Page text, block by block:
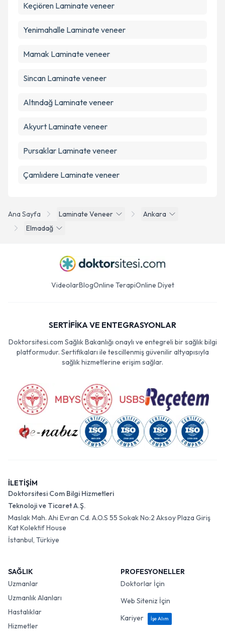
Ana Sayfa Laminate Veneer
Ankara
Elmadağ
Keçiören Laminate veneer
Yenimahalle Laminate veneer
Mamak Laminate veneer
Sincan Laminate veneer
Altındağ Laminate veneer
Akyurt Laminate veneer
Pursaklar Laminate veneer
Çamlıdere Laminate veneer
VideolarBlogOnline TerapiOnline Diyet
SERTİFİKA VE ENTEGRASYONLAR
Doktorsitesi.com Sağlık Bakanlığı onaylı ve entegreli bir sağlık bilgi
platformudur. Sertifikaları ile tescillenmiş güvenilir altyapısıyla
sağlık hizmetlerine erişim sağlar.
İLETİŞİM
Doktorsitesi Com Bilgi Hizmetleri
Teknoloji ve Ticaret A.Ş.
Maslak Mah. Ahi Evran Cd. A.O.S 55 Sokak No:2 Aksoy Plaza Giriş
Kat Kolektif House
İstanbul, Türkiye
SAĞLIK
Uzmanlar
Uzmanlık Alanları
Hastalıklar
Hizmetler
PROFESYONELLER
Doktorlar İçin
Web Siteniz İçin
Kariyer
İşe Alım